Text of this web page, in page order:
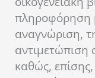
πληροφόρηση
αναγνώριση,
αντιμετώπιση
καθώς,